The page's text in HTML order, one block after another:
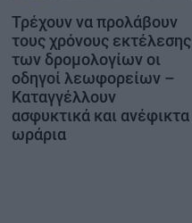
Τρέχουν να προλάβουν
τους χρόνους εκτέλεσης
των δρομολογίων οι
οδηγοί λεωφορείων –
Καταγγέλλουν
ασφυκτικά και ανέφικτα
ωράρια